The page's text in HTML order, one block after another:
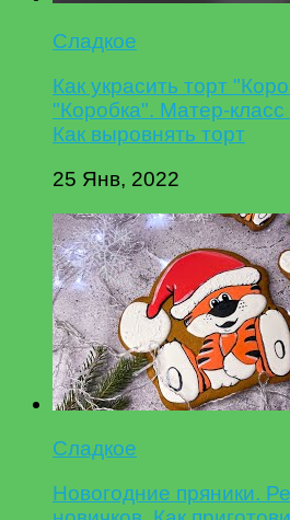
Сладкое
Как украсить торт
"Коробка". Матер-класс
Как выровнять торт
25 Янв, 2022
Сладкое
Новогодние пряники.